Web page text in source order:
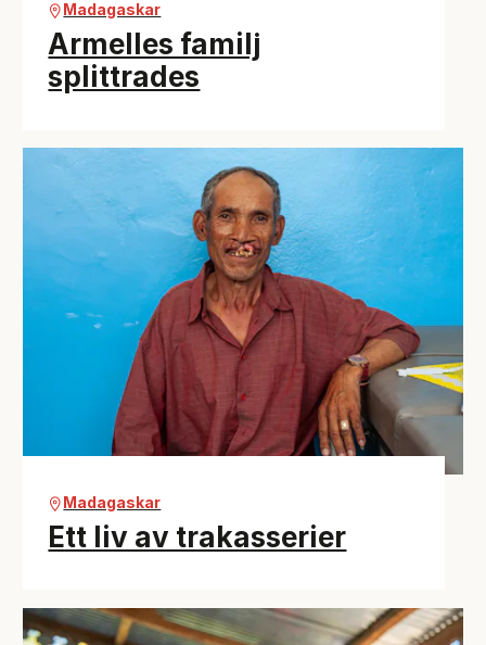
Madagaskar
Armelles familj
splittrades
Madagaskar
Ett liv av trakasserier